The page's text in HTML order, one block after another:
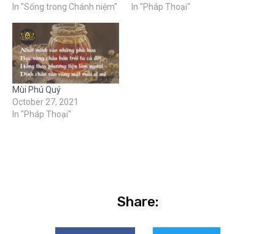
In "Sống trong Chánh niệm"
In "Pháp Thoại"
Mùi Phú Quý
October 27, 2021
In "Pháp Thoại"
Share: